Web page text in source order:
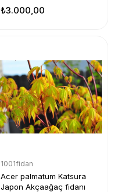
₺3.000,00
1001fidan
Acer palmatum Katsura
Japon Akçaağaç fidanı